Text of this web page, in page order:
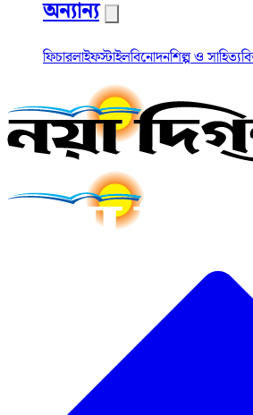
অন্যান্য
ফিচারলাইফস্টাইলবিনোদনশিল্প ও সাহিত্য